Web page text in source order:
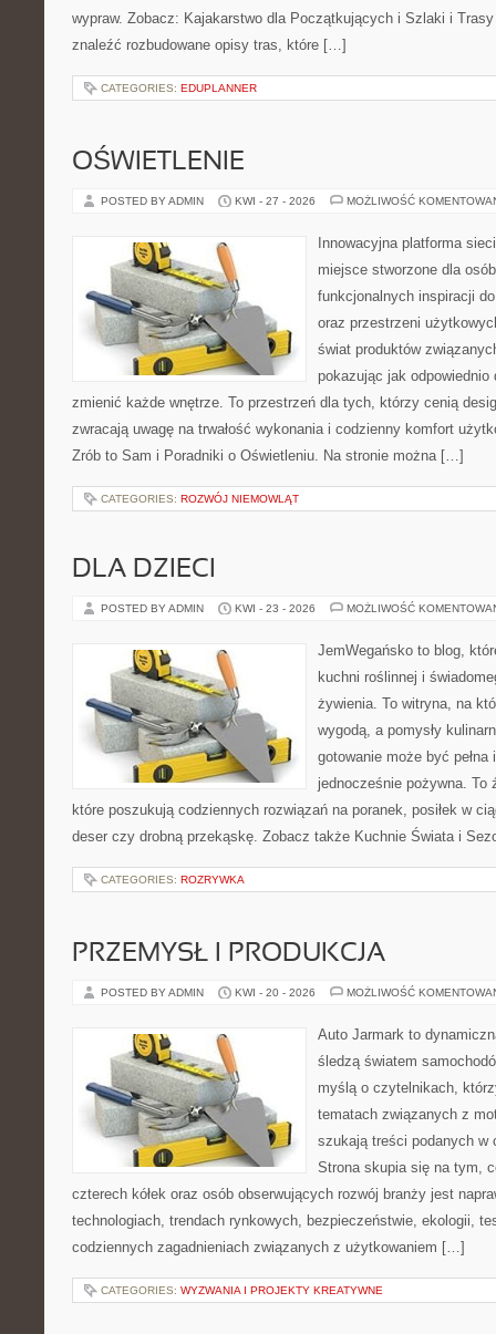
wypraw. Zobacz: Kajakarstwo dla Początkujących i Szlaki i
znaleźć rozbudowane opisy tras, które […]
CATEGORIES: EDUPLANNER
OŚWIETLENIE
POSTED BY ADMIN KWI - 27 - 2026 MOŻLIWOŚĆ
Innowacyjna platforma
miejsce stworzone dla
funkcjonalnych inspiracji
oraz przestrzeni
świat produktów
pokazując jak odpowiednio
zmienić każde wnętrze. To przestrzeń dla tych, którzy cenią
zwracają uwagę na trwałość wykonania i codzienny komfort
Zrób to Sam i Poradniki o Oświetleniu. Na stronie można […]
CATEGORIES: ROZWÓJ NIEMOWLĄT
DLA DZIECI
POSTED BY ADMIN KWI - 23 - 2026 MOŻLIWOŚĆ
JemWegańsko to blog,
kuchni roślinnej i
żywienia. To witryna, na
wygodą, a pomysły
gotowanie może być
jednocześnie pożywna. To
które poszukują codziennych rozwiązań na poranek, posiłek w
deser czy drobną przekąskę. Zobacz także Kuchnie Świata i
CATEGORIES: ROZRYWKA
PRZEMYSŁ I PRODUKCJA
POSTED BY ADMIN KWI - 20 - 2026 MOŻLIWOŚĆ
Auto Jarmark to
śledzą światem
myślą o czytelnikach,
tematach związanych z
szukają treści podanych
Strona skupia się na tym,
czterech kółek oraz osób obserwujących rozwój branży jest
technologiach, trendach rynkowych, bezpieczeństwie, ekologii,
codziennych zagadnieniach związanych z użytkowaniem […]
CATEGORIES: WYZWANIA I PROJEKTY KREATYWNE